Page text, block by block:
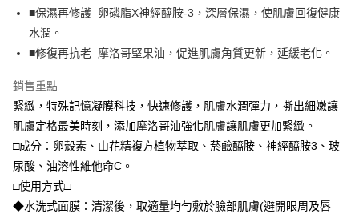
■保濕再修護–卵磷脂X神經醯胺-3，深層保濕，使肌膚回復健康
水潤。
■修復再抗老–摩洛哥堅果油，促進肌膚角質更新，延緩老化。
銷售重點
緊緻，特殊記憶凝膜科技，快速修護，肌膚水潤彈力，撕出細嫩讓
肌膚定格最美時刻，添加摩洛哥油強化肌膚讓肌膚更加緊緻。
□成分：卵殼素、山花精複方植物萃取、菸鹼醯胺、神經醯胺3、玻
尿酸、油溶性維他命C。
□使用方式□
◆水洗式面膜：清潔後，取適量均勻敷於臉部肌膚(避開眼周及唇